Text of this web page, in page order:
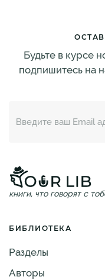
Будьте в курсе
подпишитесь на
книги, что говорят с
БИБЛИОТЕКА
Разделы
Авторы